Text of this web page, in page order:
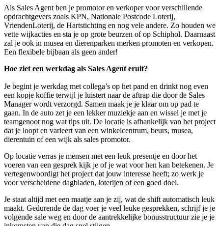
Als Sales Agent ben je promotor en verkoper voor verschillende
opdrachtgevers zoals KPN, Nationale Postcode Loterij,
VriendenLoterij, de Hartstichting en nog vele andere. Zo houden we
vette wijkacties en sta je op grote beurzen of op Schiphol. Daarnaast
zal je ook in musea en dierenparken merken promoten en verkopen.
Een flexibele bijbaan als geen ander!
Hoe ziet een werkdag als Sales Agent eruit?
Je begint je werkdag met collega’s op het pand en drinkt nog even
een kopje koffie terwijl je luistert naar de aftrap die door de Sales
Manager wordt verzorgd. Samen maak je je klaar om op pad te
gaan. In de auto zet je een lekker muziekje aan en wissel je met je
teamgenoot nog wat tips uit. De locatie is afhankelijk van het project
dat je loopt en varieert van een winkelcentrum, beurs, musea,
dierentuin of een wijk als sales promotor.
Op locatie verras je mensen met een leuk presentje en door het
voeren van een gesprek kijk je of je wat voor hen kan betekenen. Je
vertegenwoordigt het project dat jouw interesse heeft; zo werk je
voor verscheidene dagbladen, loterijen of een goed doel.
Je staat altijd met een maatje aan je zij, wat de shift automatisch leuk
maakt. Gedurende de dag voer je veel leuke gesprekken, schrijf je je
volgende sale weg en door de aantrekkelijke bonusstructuur zie je je